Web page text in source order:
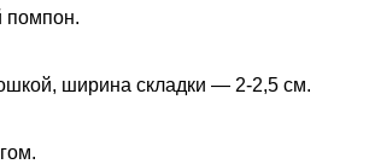
помпон.
ширина складки — 2-2,5 см.